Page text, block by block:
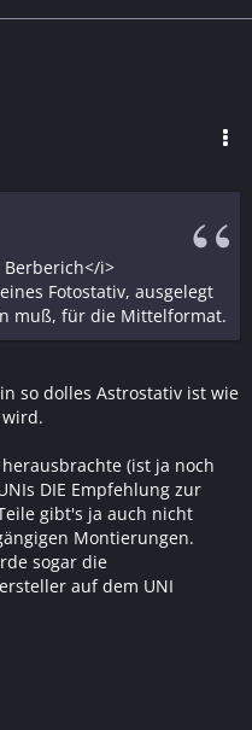
i>
Fotostativ, ausgelegt
muß, für die Mittelformat.
so dolles Astrostativ ist wie
(ist ja noch
DIE Empfehlung zur
gibt's ja auch nicht
Montierungen.
sogar die
auf dem UNI